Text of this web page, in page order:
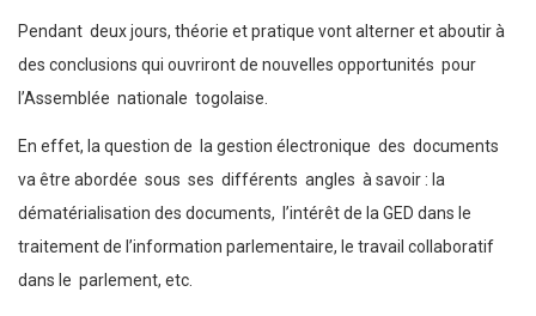
Pendant deux jours, théorie et pratique vont alterner et aboutir à
des conclusions qui ouvriront de nouvelles opportunités pour
l’Assemblée nationale togolaise.
En effet, la question de la gestion électronique des documents
va être abordée sous ses différents angles à savoir : la
dématérialisation des documents, l’intérêt de la GED dans le
traitement de l’information parlementaire, le travail collaboratif
dans le parlement, etc.